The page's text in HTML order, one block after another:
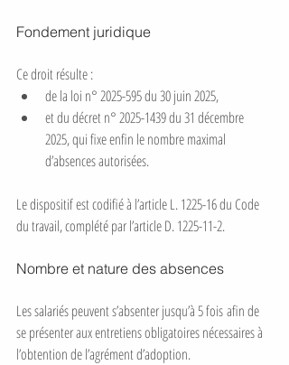
Fondement juridique
Ce droit résulte :
de la loi n° 2025-595 du 30 juin 2025,
et du décret n° 2025-1439 du 31 décembre
2025, qui fixe enfin le nombre maximal
d’absences autorisées.
Le dispositif est codifié à l’article L. 1225-16 du Code
du travail, complété par l’article D. 1225-11-2.
Nombre et nature des absences
Les salariés peuvent s’absenter jusqu’à 5 fois afin de
se présenter aux entretiens obligatoires nécessaires à
l’obtention de l’agrément d’adoption.